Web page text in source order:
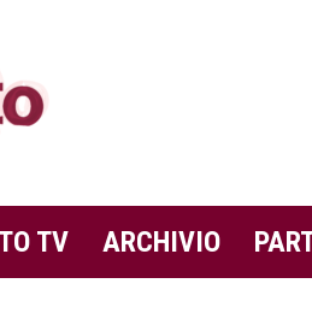
TV ARCHIVIO